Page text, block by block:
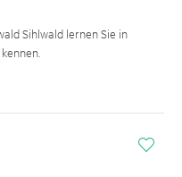
Sihlwald lernen Sie in
i